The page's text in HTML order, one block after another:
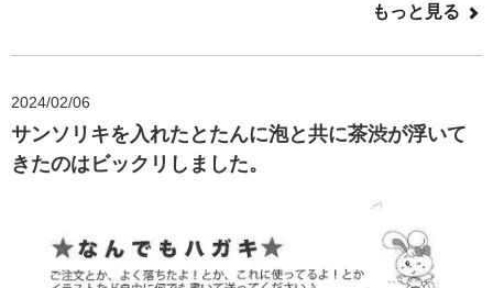
もっと見る
2024/02/06
サンソリキを入れたとたんに泡と共に茶渋が浮いて
きたのはビックリしました。